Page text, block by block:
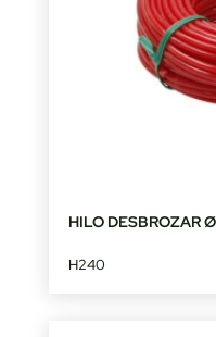
HILO DESBROZAR
H240